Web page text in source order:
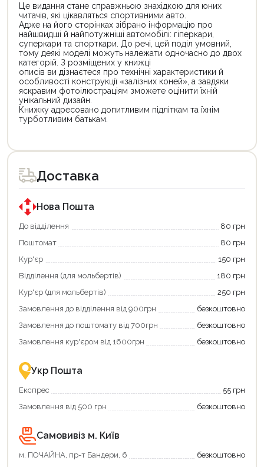
Це видання стане справжньою знахідкою для юних
читачів, які цікавляться спортивними авто.
Адже на його сторінках зібрано інформацію про
найшвидші й найпотужніші автомобілі: гіперкари,
суперкари та спорткари. До речі, цей поділ умовний,
тому деякі моделі можуть належати одночасно до двох
категорій. З розміщених у книжці
описів ви дізнаєтеся про технічні характеристики й
особливості конструкції «залізних коней», а завдяки
яскравим фотоілюстраціям зможете оцінити їхній
унікальний дизайн.
Книжку адресовано допитливим підліткам та їхнім
турботливим батькам.
товар
для
покупки
державною
програмою
єКнига.
Використовуйте
карту
щоб
зекономити
та
отримати
переваги!
картою
єКнига
–
зручно
та
товар
для
покупки
державною
програмою
«Національний
кешбек».
покупку
«Національний
кешбек»
та
отримуйте
повернення
Економте
більше
разом
державною
підтримкою!
Доставка
Нова Пошта
До відділення
80 грн
Поштомат
80 грн
Кур'єр
150 грн
Відділення (для мольбертів)
180 грн
Кур'єр (для мольбертів)
250 грн
Замовлення до відділення від 900грн
безкоштовно
Замовлення до поштомату від 700грн
безкоштовно
Замовлення кур'єром від 1600грн
безкоштовно
Укр Пошта
Експрес
55 грн
Замовлення від 500 грн
безкоштовно
Самовивіз м. Київ
м. ПОЧАЙНА, пр-т Бандери, 6
безкоштовно